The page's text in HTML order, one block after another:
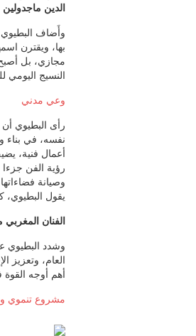
الدين ماجدولين
وأَضاف
بها، ويقترن
مجازي، بل
النسيج اليومي
وعي مدني
رأى البطيوي أن
نفسه، في بناء
أعمال فنية،
رؤية الفن
وصيانة
يقول البطيوي،
الفنان
وشدد البطيوي
العام،
أهم أوجه
مشروع تنموي